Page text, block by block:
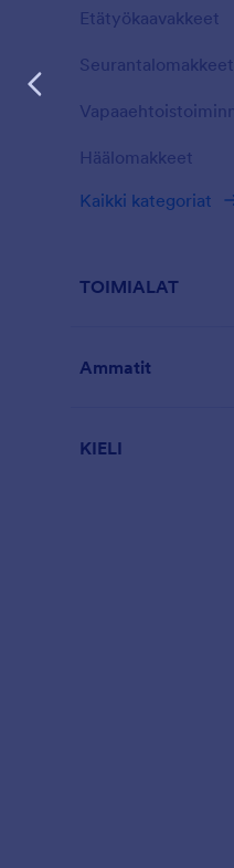
Etätyökaavakkeet
Seurantalomakkeet
Häälomakkeet
Kaikki kategoriat
TOIMIALAT
Ammatit
KIELI